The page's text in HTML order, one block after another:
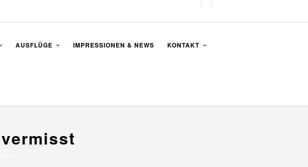
AUSFLÜGE IMPRESSIONEN & NEWS KONTAKT